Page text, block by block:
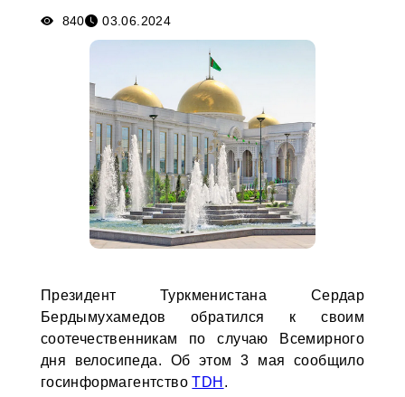
840 03.06.2024
Президент Туркменистана Сердар
Бердымухамедов обратился к своим
соотечественникам по случаю Всемирного
дня велосипеда. Об этом 3 мая сообщило
госинформагентствоTDH .